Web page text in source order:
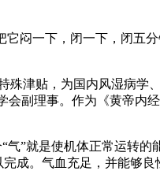
闷一下，闭一下，闭五
殊津贴，为国内风湿病学
副理事。作为《黄帝内
”就是使机体正常运转的
成。气血充足，并能够